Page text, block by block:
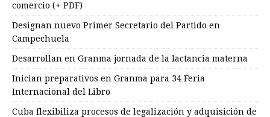
comercio (+ PDF)
Designan nuevo Primer Secretario del Partido en
Campechuela
Desarrollan en Granma jornada de la lactancia materna
Inician preparativos en Granma para 34 Feria
Internacional del Libro
Cuba flexibiliza procesos de legalización y adquisición de